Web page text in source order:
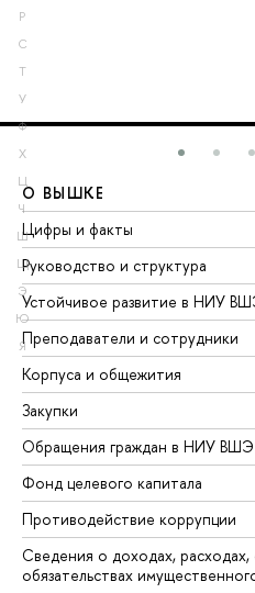
Р
С
Т
У
Ф
Х
Ц
Ч
Ш
Щ
Э
Ю
Я
О ВЫШКЕ
Цифры и факты
Руководство и структура
Устойчивое развитие в НИУ
Преподаватели и сотрудники
Корпуса и общежития
Закупки
Обращения граждан в НИУ ВШЭ
Фонд целевого капитала
Противодействие коррупции
Сведения о доходах,
обязательствах